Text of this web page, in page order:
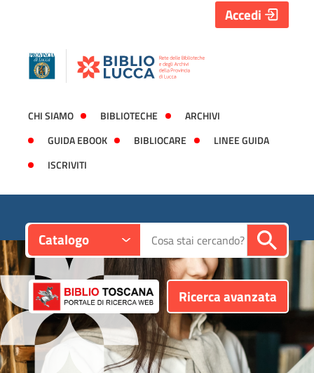
CHI SIAMO BIBLIOTECHE
ARCHIVI
GUIDA EBOOK
BIBLIOCARE
LINEE GUIDA
ISCRIVITI
Accedi
Catalogo Cerca su "Catalogo"
Ricerca avanzata